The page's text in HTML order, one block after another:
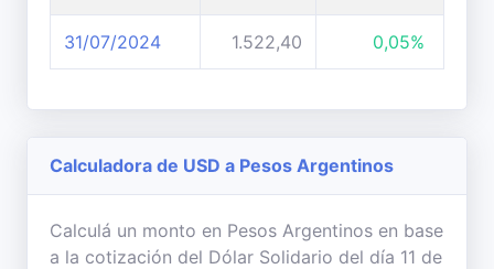
31/07/2024 1.522,40 0,05%
Calculadora de USD a Pesos Argentinos
Calculá un monto en Pesos Argentinos en base
a la cotización del Dólar Solidario del día 11 de